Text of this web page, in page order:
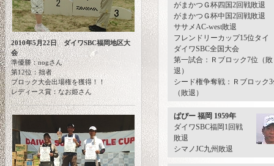
がまかつＧ杯四国2回戦敗退
がまかつＧ杯中国2回戦敗退
ササメAC-west敗退
フレンドリーカップ15位タイ
ダイワSBC全国大会
第一試合：Ｒブロック7位（敗
退）
シード権争奪戦：Ｒブロック
（敗退）
ぱぴー 福岡 1959年
ダイワSBC福岡1回戦
敗退
シマノJC九州敗退
2010年5月22日 ダイワSBC福岡地区大
会
準優勝：nogさん
第12位：拙者
ブロック大会出場権を獲得！！
レディース賞：なお姫さん